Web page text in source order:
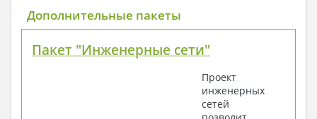
1. Архитектурный раздел:
План координационных осей
Поэтажные маркировочные планы с
Дополнительные пакеты
Пакет "Инженерные сети"
Проект
инженерных
сетей